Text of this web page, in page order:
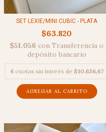
SET LEXIE/MINI CUBIC - PLATA
$63.820
$51.056con Transferencia o
depósito bancario
6 cuotas sin interés de $10.636,67